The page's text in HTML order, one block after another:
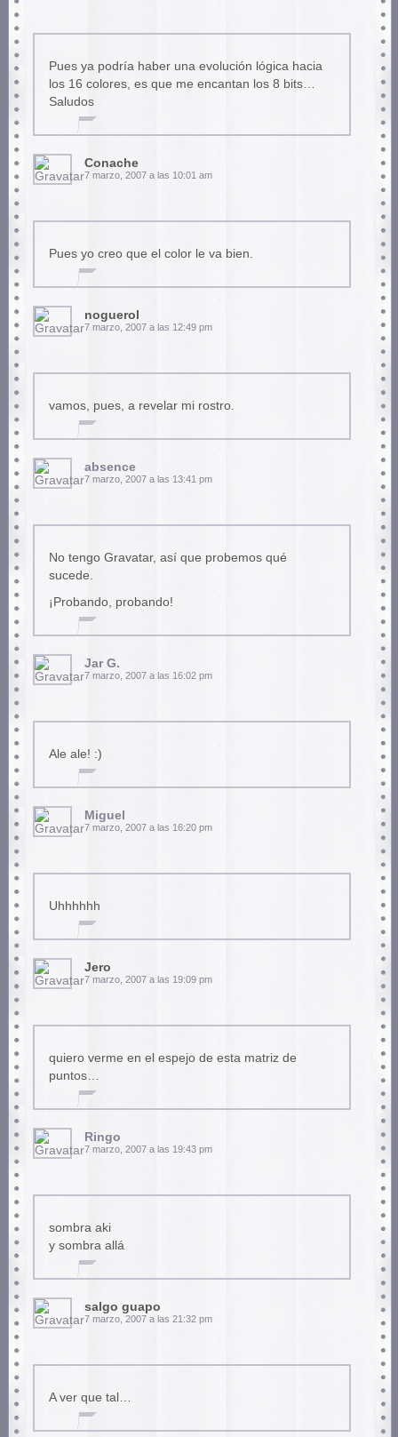
Pues ya podría haber una evolución lógica hacia
los 16 colores, es que me encantan los 8 bits…
Saludos
Conache
7 marzo, 2007 a las 10:01 am
Pues yo creo que el color le va bien.
noguerol
7 marzo, 2007 a las 12:49 pm
vamos, pues, a revelar mi rostro.
absence
7 marzo, 2007 a las 13:41 pm
No tengo Gravatar, así que probemos qué
sucede.
¡Probando, probando!
Jar G.
7 marzo, 2007 a las 16:02 pm
Ale ale! :)
Miguel
7 marzo, 2007 a las 16:20 pm
Uhhhhhh
Jero
7 marzo, 2007 a las 19:09 pm
quiero verme en el espejo de esta matriz de
puntos…
Ringo
7 marzo, 2007 a las 19:43 pm
sombra aki
y sombra allá
salgo guapo
7 marzo, 2007 a las 21:32 pm
A ver que tal…